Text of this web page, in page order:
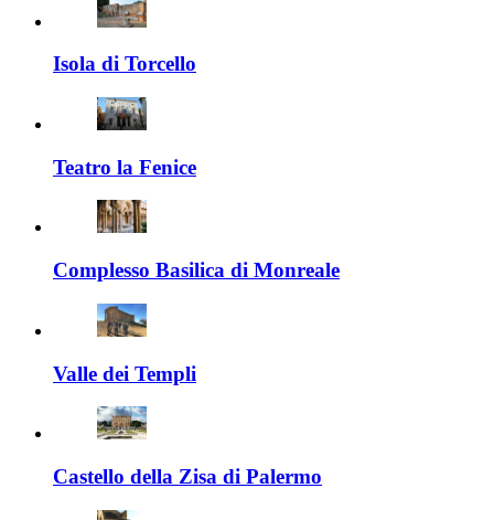
Isola di Torcello
Teatro la Fenice
Complesso Basilica di Monreale
Valle dei Templi
Castello della Zisa di Palermo